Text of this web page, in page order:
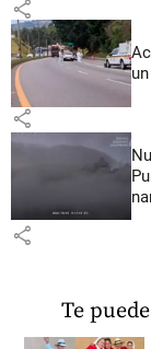
share
share
share
Te